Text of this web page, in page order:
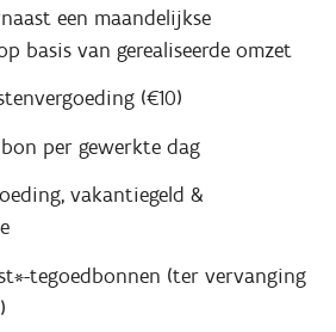
een maandelijkse
basis van gerealiseerde omzet
(€10)
per gewerkte dag
vakantiegeld &
tegoedbonnen (ter vervanging